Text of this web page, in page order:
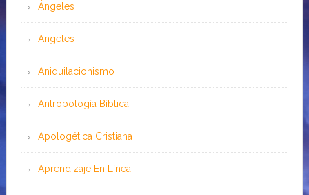
Ángeles
Angeles
Aniquilacionismo
Antropología Bíblica
Apologética Cristiana
Aprendizaje En Línea